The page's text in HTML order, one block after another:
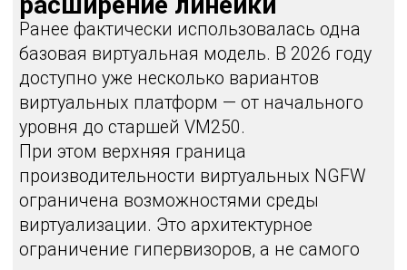
Ключевой момент — ставка сделана на
корректность и зрелость реализации, а не
Версия 1.9: архитектурные
улучшения
В последних релизах добавлены важные
сетевые механизмы:
Graceful Restart— минимизация
кластера;
Policy Based Routing
выделенный сборщик логов;
кластеризация системы управления.